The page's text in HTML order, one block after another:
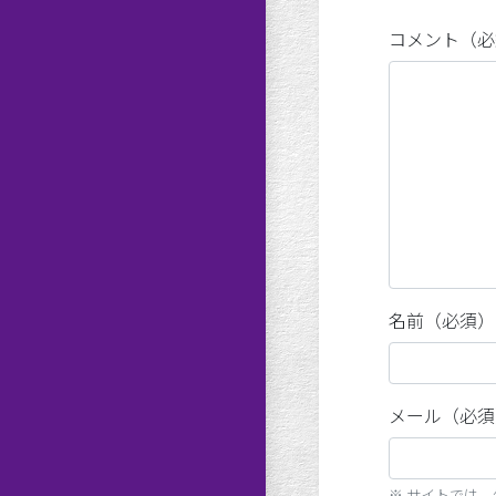
コメント（必
名前（必須）
メール（必須